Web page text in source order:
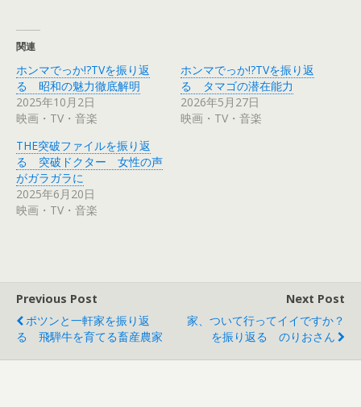
t
t
e
r
で
共
新
し
い
ウ
ィ
ン
ド
ウ
共
有
す
る
に
は
ク
ッ
ク
し
く
だ
さ
い
ウ
開
き
ま
)
関連
ホンマでっか!?TVを振り返
る 昭和の魅力徹底解明
2025年10月2日
映画・TV・音楽
ホンマでっか!?TVを振り返
る タマゴの潜在能力
2026年5月27日
映画・TV・音楽
THE突破ファイルを振り返
る 突破ドクター 女性の声
がガラガラに
2025年6月20日
映画・TV・音楽
Previous Post
ポツンと一軒家を振り返
る 飛騨牛を育てる畜産農家
Next Post
家、ついて行ってイイですか？
を振り返る のりおさん